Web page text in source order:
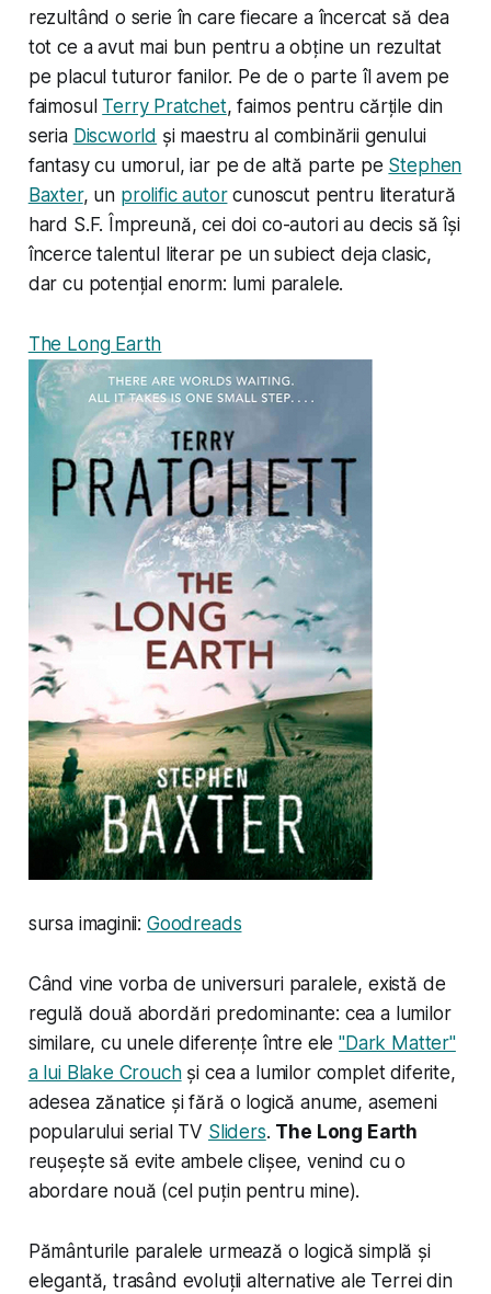
rezultând o serie în care fiecare a încercat să dea
tot ce a avut mai bun pentru a obține un rezultat
pe placul tuturor fanilor. Pe de o parte îl avem pe
faimosul Terry Pratchet, faimos pentru cărțile din
seria Discworld și maestru al combinării genului
fantasy cu umorul, iar pe de altă parte pe Stephen
Baxter, un prolific autorcunoscut pentru literatură
hard S.F. Împreună, cei doi co-autori au decis să își
încerce talentul literar pe un subiect deja clasic,
dar cu potențial enorm: lumi paralele.
The Long Earth
sursa imaginii: Goodreads
Când vine vorba de universuri paralele, există de
regulă două abordări predominante: cea a lumilor
similare, cu unele diferențe între ele"Dark Matter"
a lui Blake Crouchși cea a lumilor complet diferite,
adesea zănatice și fără o logică anume, asemeni
popularului serial TV Sliders. The Long Earth
reușește să evite ambele clișee, venind cu o
abordare nouă (cel puțin pentru mine).
Pământurile paralele urmează o logică simplă și
elegantă, trasând evoluții alternative ale Terrei din